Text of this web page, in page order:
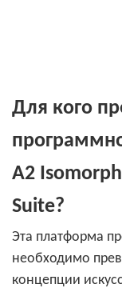
Для кого
A2
Suite?
Эта платформа
необходимо
концепции